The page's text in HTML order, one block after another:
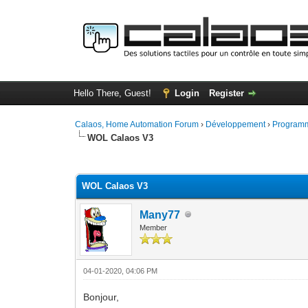
Hello There, Guest! Login Register
Calaos, Home Automation Forum › Développement›
WOL Calaos V3
WOL Calaos V3
Many77
Member
04-01-2020, 04:06 PM
Bonjour,